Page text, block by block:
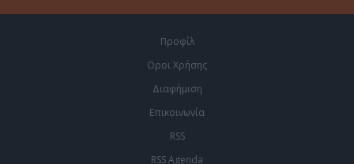
Προφίλ
Οροι Χρήσης
Διαφήμιση
Επικοινωνία
RSS
RSS Agenda